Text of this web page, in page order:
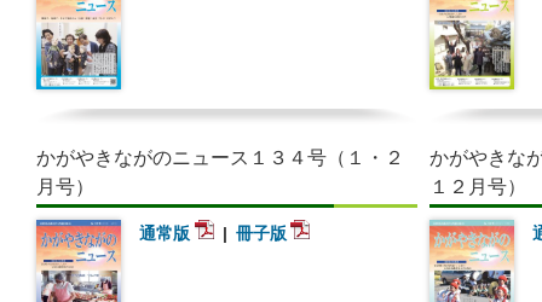
かがやきながのニュース１３４号（１・２
月号）
通常版 冊子版
かがやきな
１２月号）